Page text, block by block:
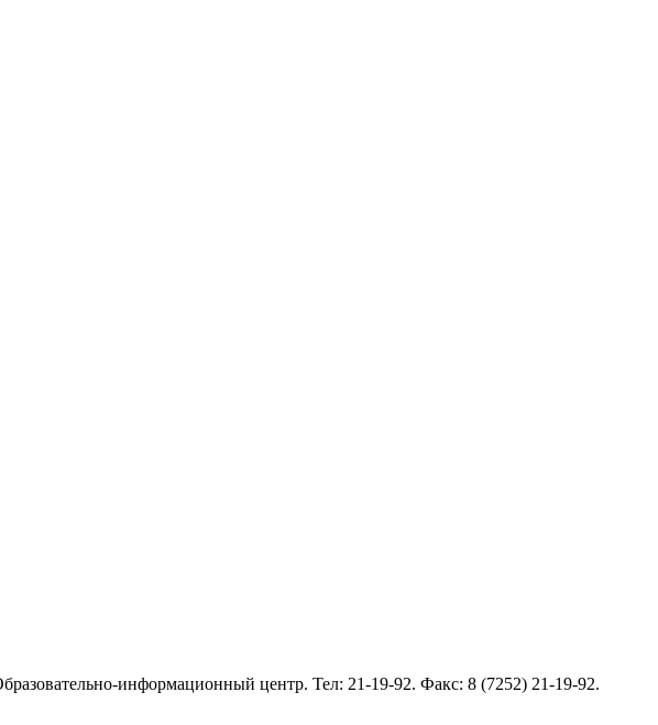
информационный центр. Тел: 21-19-92. Факс: 8 (7252) 21-19-92.